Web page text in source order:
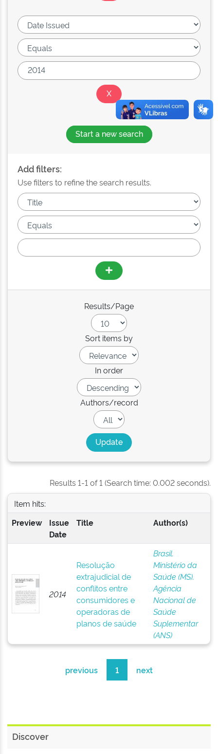
Start a new search
Add filters:
Use filters to refine the search results.
Results/Page
Sort items by
In order
Authors/record
Results 1-1 of 1 (Search time: 0.002 seconds).
Item hits:
Preview
Issue
Date
Title Author(s)
2014
Resolução
extrajudicial de
conflitos entre
consumidores e
operadoras de
planos de saúde
Brasil.
Ministério da
Saúde (MS).
Agência
Nacional de
Saúde
Suplementar
(ANS)
previous 1 next
Discover